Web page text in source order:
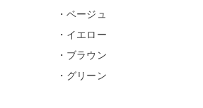
・ベージュ
・イエロー
・ブラウン
・グリーン